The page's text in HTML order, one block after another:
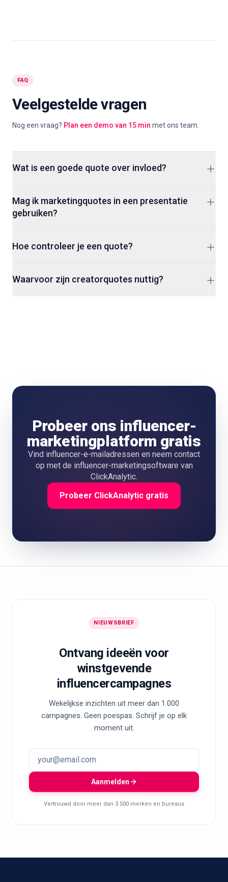
FAQ
Veelgestelde vragen
Nog een vraag? Plan een demo van 15 min met ons team.
Wat is een goede quote over invloed?
relevantie of actie en niet alleen met volgers. Kies er een die
het punt van je briefing ondersteunt.
Mag ik marketingquotes in een presentatie
gebruiken?
discussie worden gebruikt, afhankelijk van context en lokale
Hoe controleer je een quote?
boek, interview of account van de auteur. Vertrouw niet op
Waarvoor zijn creatorquotes nuttig?
Probeer ons influencer-
marketingplatform gratis
Vind influencer-e-mailadressen en neem contact
op met de influencer-marketingsoftware van
ClickAnalytic.
Probeer ClickAnalytic gratis
NIEUWSBRIEF
Ontvang ideeën voor
winstgevende
influencercampagnes
Wekelijkse inzichten uit meer dan 1.000
campagnes. Geen poespas. Schrijf je op elk
moment uit.
Aanmelden
Vertrouwd door meer dan 3.500 merken en bureaus